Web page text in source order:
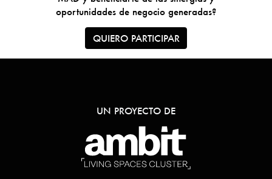
oportunidades de negocio generadas?
QUIERO PARTICIPAR
UN PROYECTO DE